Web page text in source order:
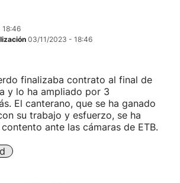
03/11/2023 - 18:46
finalizaba contrato al final de
y lo ha ampliado por 3
El canterano, que se ha ganado
su trabajo y esfuerzo, se ha
ante las cámaras de ETB.